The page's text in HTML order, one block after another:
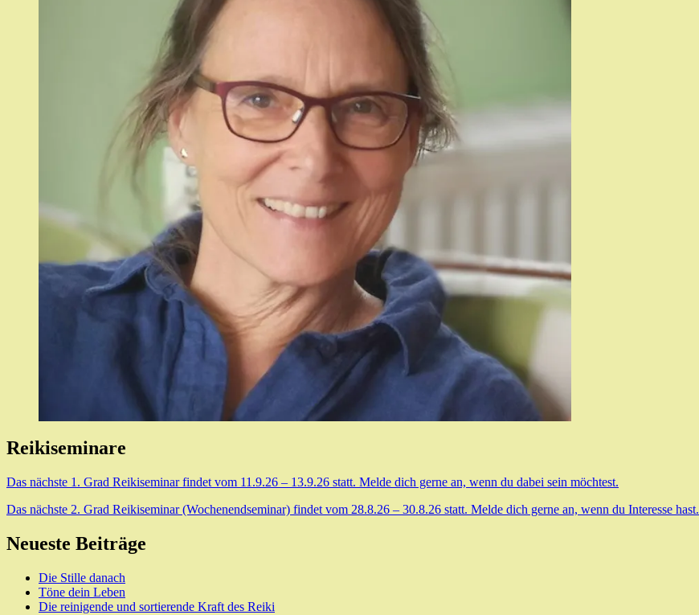
Reikiseminare
Das nächste 1. Grad Reikiseminar findet vom 11.9.26 – 13.9.26 statt. Melde dich gerne an, wenn du dabei sein möchtest.
Das nächste 2. Grad Reikiseminar (Wochenendseminar) findet vom 28.8.26 – 30.8.26 statt. Melde dich gerne an, wenn du Interesse hast.
Neueste Beiträge
Die Stille danach
Töne dein Leben
Die reinigende und sortierende Kraft des Reiki